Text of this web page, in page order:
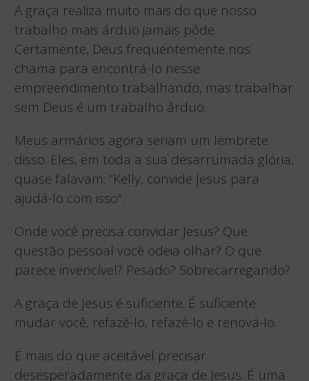
A graça realiza muito mais do que nosso
trabalho mais árduo jamais pôde.
Certamente, Deus frequentemente nos
chama para encontrá-lo nesse
empreendimento trabalhando, mas trabalhar
sem Deus é um trabalho árduo.
Meus armários agora seriam um lembrete
disso. Eles, em toda a sua desarrumada glória,
quase falavam: “Kelly, convide Jesus para
ajudá-lo com isso”.
Onde você precisa convidar Jesus? Que
questão pessoal você odeia olhar? O que
parece invencível? Pesado? Sobrecarregando?
A graça de Jesus é suficiente. É suficiente
mudar você, refazê-lo, refazê-lo e renová-lo.
É mais do que aceitável precisar
desesperadamente da graça de Jesus. É uma